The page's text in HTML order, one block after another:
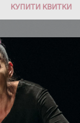
КУПИТИ КВИТКИ